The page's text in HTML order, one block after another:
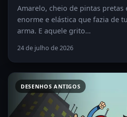
Amarelo, cheio de pintas pretas
enorme e elástica que fazia de
arma. E aquele grito…
24 de julho de 2026
DESENHOS ANTIGOS